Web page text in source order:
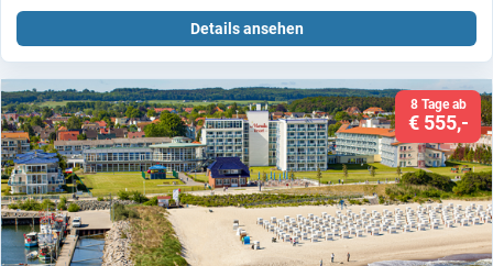
Details ansehen
8 Tage ab
€ 555,-